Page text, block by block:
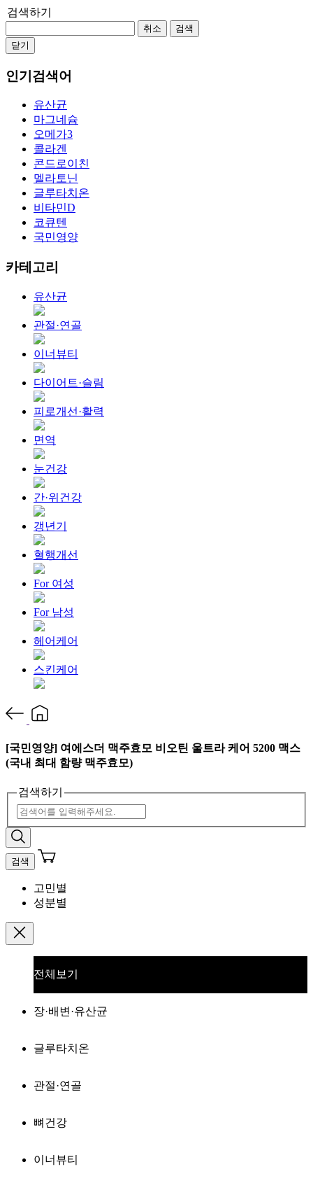
검색하기
취소
검색
닫기
인기검색어
유산균
마그네슘
오메가3
콜라겐
콘드로이친
멜라토닌
글루타치온
비타민D
코큐텐
국민영양
카테고리
유산균
관절·연골
이너뷰티
다이어트·슬림
피로개선·활력
면역
눈건강
간·위건강
갱년기
혈행개선
For 여성
For 남성
헤어케어
스킨케어
[국민영양] 여에스더 맥주효모 비오틴 울트라 케어 5200 맥스
(국내 최대 함량 맥주효모)
검색하기
검색
고민별
성분별
전체보기
장·배변·유산균
글루타치온
관절·연골
뼈건강
이너뷰티